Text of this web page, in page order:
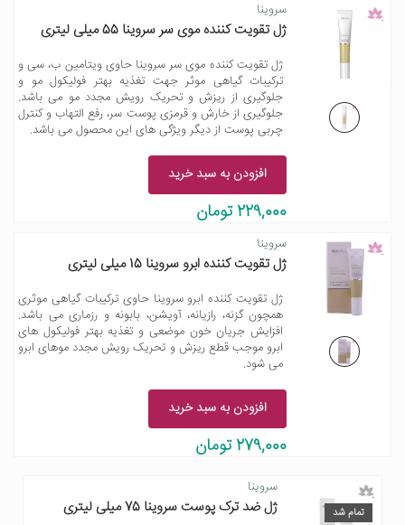
سروینا
ژل تقویت کننده موی سر سروینا 55 میلی لیتری
ژل تقویت کننده موی سر سروینا حاوی ویتامین ب، سی و
ترکیبات گیاهی موثر جهت تغذیه بهتر فولیکول مو و
جلوگیری از ریزش و تحریک رویش مجدد مو می باشد.
جلوگیری از خارش و قرمزی پوست سر، رفع التهاب و کنترل
چربی پوست از دیگر ویژگی های این محصول می باشد.
افزودن به سبد خرید
229,000 تومان
سروینا
ژل تقویت کننده ابرو سروینا 15 میلی لیتری
ژل تقویت کننده ابرو سروینا حاوی ترکیبات گیاهی موثری
همچون گزنه، رازیانه، آویشن، بابونه و رزماری می باشد.
افزایش جریان خون موضعی و تغذیه بهتر فولیکول های
ابرو موجب قطع ریزش و تحریک رویش مجدد موهای ابرو
می شود.
افزودن به سبد خرید
279,000 تومان
تمام شد
سروینا
ژل ضد ترک پوست سروینا 75 میلی لیتری